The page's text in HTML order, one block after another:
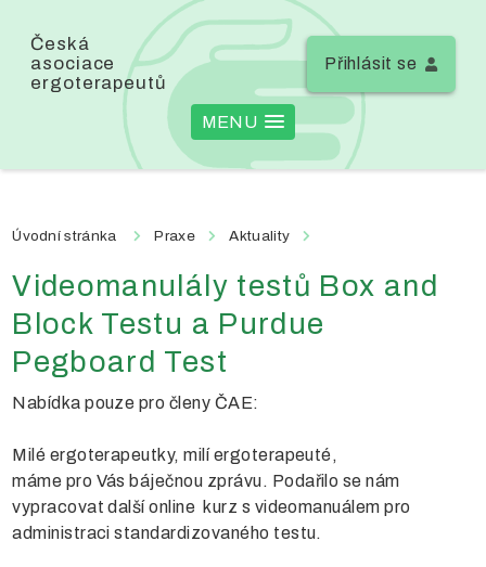
Česká
asociace
ergoterapeutů
Přihlásit se
MENU
Videomanulály testů Box and
Block Testu a Purdue
Pegboard Test
Nabídka pouze pro členy ČAE:
Milé ergoterapeutky, milí ergoterapeuté,
máme pro Vás báječnou zprávu. Podařilo se nám
vypracovat další online kurz s videomanuálem pro
administraci standardizovaného testu.
Úvodní stránka Praxe Aktuality